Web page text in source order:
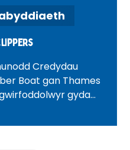
Credydau
Boat gan Thames
gyda
unigryw ledled